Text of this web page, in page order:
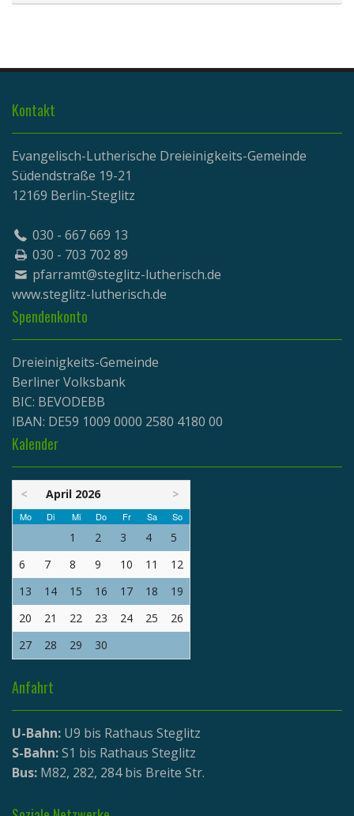
Kontakt
Evangelisch-Lutherische Dreieinigkeits-Gemeinde
Südendstraße 19-21
12169 Berlin-Steglitz
030 - 667 669 13
030 - 703 702 89
pfarramt@steglitz-lutherisch.de
www.steglitz-lutherisch.de
Spendenkonto
Dreieinigkeits-Gemeinde
Berliner Volksbank
BIC: BEVODEBB
IBAN: DE59 1009 0000 2580 4180 00
Kalender
< April 2026 >
Mo Di Mi Do Fr Sa So
1 2 3 4
5
6
7 8 9 10 11
12
13
14 15 16 17 18
19
20
21 22 23 24 25
26
27
28 29 30
Anfahrt
U-Bahn: U9 bis Rathaus Steglitz
S-Bahn:S1 bis Rathaus Steglitz
Bus: M82, 282, 284 bis Breite Str.